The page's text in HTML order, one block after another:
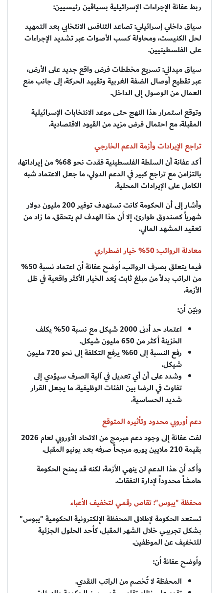
ربط عفانة الإجراءات الإسرائيلية بسياقين رئيسيين:
سياق داخلي إسرائيلي: تصاعد التنافس الانتخابي بعد التمهيد
لحل الكنيست، ومحاولة كسب الأصوات عبر تشديد الإجراءات
على الفلسطينيين.
سياق ميداني: تسريع مخططات فرض واقع جديد على الأرض،
عبر تقطيع أوصال الضفة الغربية وتقييد الحركة، إلى جانب منع
العمال من الوصول إلى الداخل.
وتوقع استمرار هذا النهج حتى موعد الانتخابات الإسرائيلية
المقبلة، مع احتمال فرض مزيد من القيود الاقتصادية.
تراجع الإيرادات وأزمة الدعم الخارجي
أكد عفانة أن السلطة الفلسطينية فقدت نحو 68% من إيراداتها،
بالتزامن مع تراجع كبير في الدعم الدولي، ما جعل الاعتماد شبه
الكامل على الإيرادات المحلية.
وأشار إلى أن الحكومة كانت تستهدف توفير 200 مليون دولار
شهرياً كصندوق طوارئ، إلا أن هذا الهدف لم يتحقق، ما زاد من
تعقيد المشهد المالي.
معادلة الرواتب: 50% خيار اضطراري
فيما يتعلق بصرف الرواتب، أوضح عفانة أن اعتماد نسبة 50%
من الراتب بدلاً من مبلغ ثابت يُعد الخيار الأكثر واقعية في ظل
الأزمة.
وبيّن أن:
اعتماد حد أدنى 2000 شيكل مع نسبة 50% يكلف
الخزينة أكثر من 650 مليون شيكل.
رفع النسبة إلى 60% يرفع التكلفة إلى نحو 720 مليون
شيكل.
وشدد على أن أي تعديل في آلية الصرف سيؤدي إلى
تفاوت في الرضا بين الفئات الوظيفية، ما يجعل القرار
شديد الحساسية.
دعم أوروبي محدود وتأثيره المتوقع
لفت عفانة إلى وجود دعم مبرمج من الاتحاد الأوروبي لعام 2026
بقيمة 210 ملايين يورو، مرجحاً صرفه بعد يونيو المقبل.
وأكد أن هذا الدعم لن ينهي الأزمة، لكنه قد يمنح الحكومة
هامشاً محدوداً لإدارة النفقات.
محفظة "يبوس": تقاص رقمي لتخفيف الأعباء
تستعد الحكومة لإطلاق المحفظة الإلكترونية الحكومية "يبوس"
بشكل تجريبي خلال الشهر المقبل، كأحد الحلول الجزئية
للتخفيف عن الموظفين.
وأوضح عفانة أن:
المحفظة لا تُخصم من الراتب النقدي.